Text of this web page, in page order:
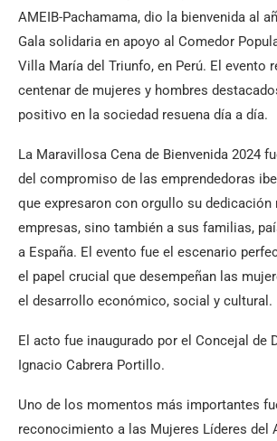
AMEIB-Pachamama, dio la bienvenida al
Gala solidaria en apoyo al Comedor
Villa María del Triunfo, en Perú. El evento
centenar de mujeres y hombres
positivo en la sociedad resuena día a día.
La Maravillosa Cena de Bienvenida 2024
del compromiso de las emprendedoras
que expresaron con orgullo su dedicación
empresas, sino también a sus familias,
a España. El evento fue el escenario
el papel crucial que desempeñan las
el desarrollo económico, social y cultural.
El acto fue inaugurado por el Concejal de
Ignacio Cabrera Portillo.
Uno de los momentos más importantes
reconocimiento a las Mujeres Líderes del